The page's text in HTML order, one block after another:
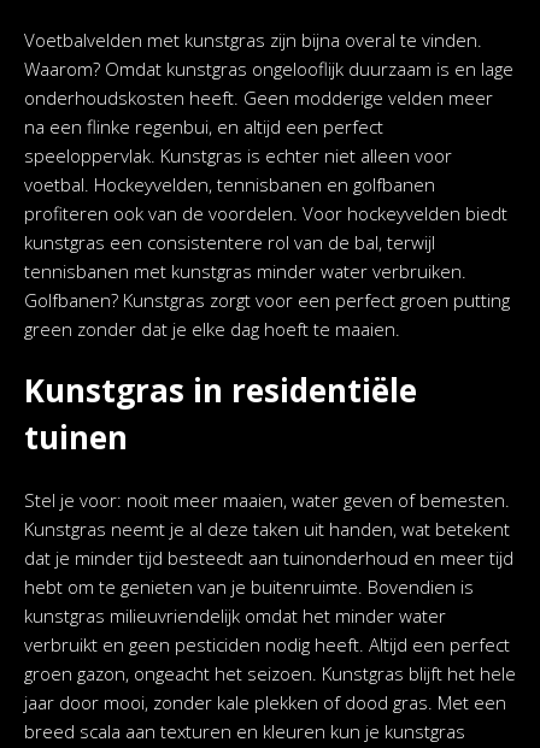
Voetbalvelden met kunstgras zijn bijna overal te vinden.
Waarom? Omdat kunstgras ongelooflijk duurzaam is en lage
onderhoudskosten heeft. Geen modderige velden meer
na een flinke regenbui, en altijd een perfect
speeloppervlak. Kunstgras is echter niet alleen voor
voetbal. Hockeyvelden, tennisbanen en golfbanen
profiteren ook van de voordelen. Voor hockeyvelden biedt
kunstgras een consistentere rol van de bal, terwijl
tennisbanen met kunstgras minder water verbruiken.
Golfbanen? Kunstgras zorgt voor een perfect groen putting
green zonder dat je elke dag hoeft te maaien.
Kunstgras in residentiële
tuinen
Stel je voor: nooit meer maaien, water geven of bemesten.
Kunstgras neemt je al deze taken uit handen, wat betekent
dat je minder tijd besteedt aan tuinonderhoud en meer tijd
hebt om te genieten van je buitenruimte. Bovendien is
kunstgras milieuvriendelijk omdat het minder water
verbruikt en geen pesticiden nodig heeft. Altijd een perfect
groen gazon, ongeacht het seizoen. Kunstgras blijft het hele
jaar door mooi, zonder kale plekken of dood gras. Met een
breed scala aan texturen en kleuren kun je kunstgras